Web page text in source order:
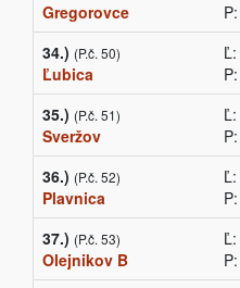
Gregorovce
34.) (P.č. 50)
Ľubica
35.) (P.č. 51)
Sveržov
36.) (P.č. 52)
Plavnica
37.) (P.č. 53)
Olejnikov B